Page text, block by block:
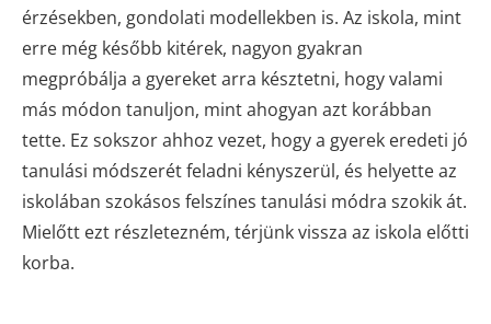
érzésekben, gondolati modellekben is. Az iskola, mint
erre még később kitérek, nagyon gyakran
megpróbálja a gyereket arra késztetni, hogy valami
más módon tanuljon, mint ahogyan azt korábban
tette. Ez sokszor ahhoz vezet, hogy a gyerek eredeti jó
tanulási módszerét feladni kényszerül, és helyette az
iskolában szokásos felszínes tanulási módra szokik át.
Mielőtt ezt részletezném, térjünk vissza az iskola előtti
korba.